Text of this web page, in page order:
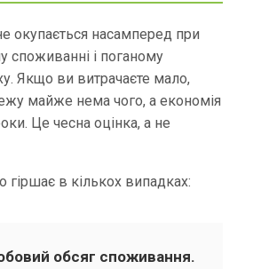
окупається насамперед при
і поганому
Якщо ви витрачаєте мало,
майже нема чого, а економія
Це чесна оцінка, а не
гіршає в кількох випадках:
обсяг споживання.